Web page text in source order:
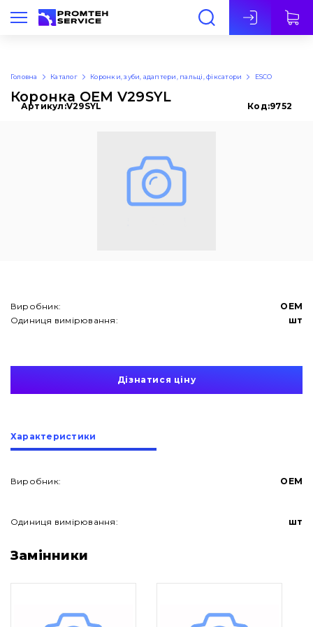
Укр
Контакти
Головна Каталог Коронки, зуби, адаптери, пальці, фіксатори ESCO
Коронка OEM V29SYL
Артикул:V29SYL Код:9752
Виробник:
OEM
Одиниця вимірювання:
шт
Дізнатися ціну
Характеристики
Виробник: OEM
Одиниця вимірювання: шт
Замінники